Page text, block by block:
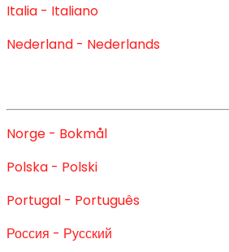
Italia - Italiano
Nederland - Nederlands
Norge - Bokmål
Polska - Polski
Portugal - Português
Россия - Русский